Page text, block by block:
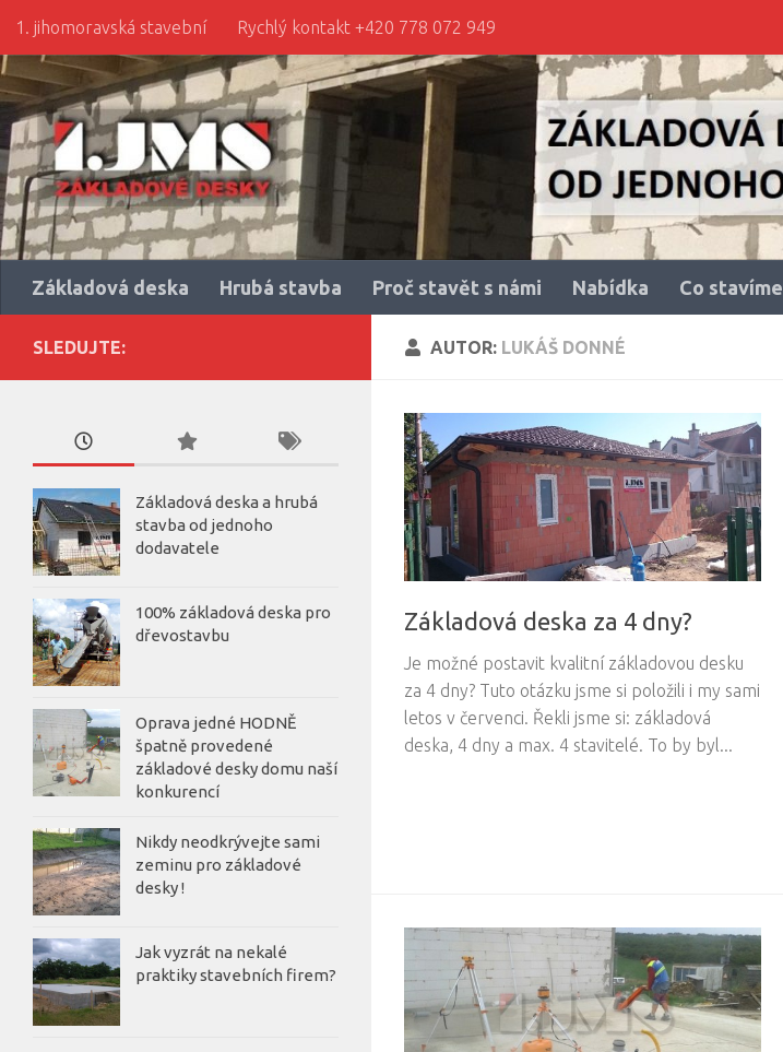
Skip to content
1. jihomoravská stavební Rychlý kontakt +420 778 072 949
Základová deska Hrubá stavba Proč stavět s námi Nabídka Co stavíme
AUTOR: LUKÁŠ DONNÉ
Základová deska za 4 dny?
Je možné postavit kvalitní základovou desku
za 4 dny? Tuto otázku jsme si položili i my sami
letos v červenci. Řekli jsme si: základová
deska, 4 dny a max. 4 stavitelé. To by byl...
SLEDUJTE:
Základová deska a hrubá
stavba od jednoho
dodavatele
100% základová deska pro
dřevostavbu
Oprava jedné HODNĚ
špatně provedené
základové desky domu naší
konkurencí
Nikdy neodkrývejte sami
zeminu pro základové
desky !
Jak vyzrát na nekalé
praktiky stavebních firem?